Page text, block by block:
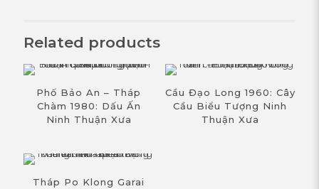
Related products
Phố Bảo An – Tháp
Chàm 1980: Dấu Ấn
Ninh Thuận Xưa
Cầu Đạo Long 1960: Cây
Cầu Biểu Tượng Ninh
Thuận Xưa
Tháp Po Klong Garai